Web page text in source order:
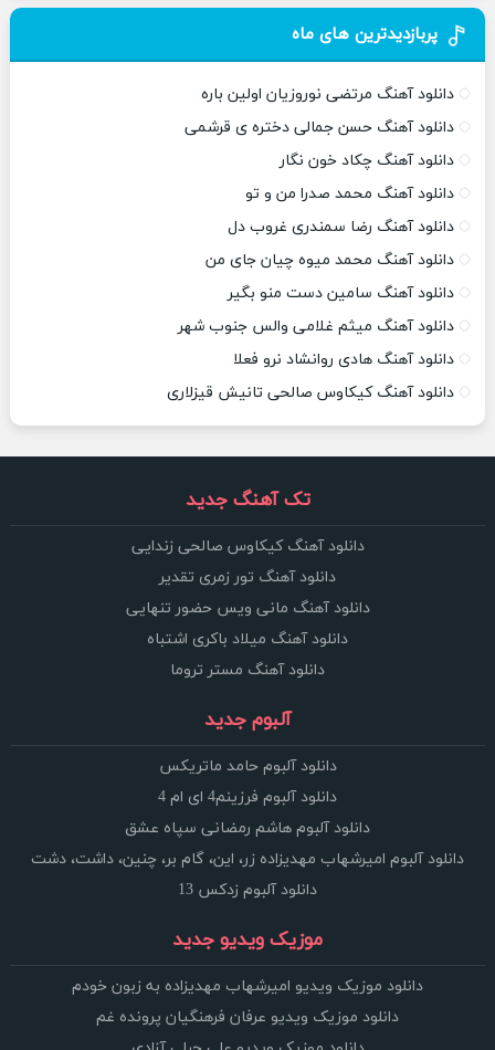
پربازدیدترین های ماه
دانلود آهنگ مرتضی نوروزیان اولین باره
دانلود آهنگ حسن جمالی دختره ی قرشمی
دانلود آهنگ چکاد خون نگار
دانلود آهنگ محمد صدرا من و تو
دانلود آهنگ رضا سمندری غروب دل
دانلود آهنگ محمد میوه چیان جای من
دانلود آهنگ سامین دست منو بگیر
دانلود آهنگ میثم غلامی والس جنوب شهر
دانلود آهنگ هادی روانشاد نرو فعلا
دانلود آهنگ کیکاوس صالحی تانیش قیزلاری
تک آهنگ جدید
دانلود آهنگ کیکاوس صالحی زندایی
دانلود آهنگ تور زمری تقدیر
دانلود آهنگ مانی ویس حضور تنهایی
دانلود آهنگ میلاد باکری اشتباه
دانلود آهنگ مستر تروما
آلبوم جدید
دانلود آلبوم حامد ماتریکس
دانلود آلبوم فرزینم4 ای ام 4
دانلود آلبوم هاشم رمضانی سپاه عشق
دانلود آلبوم امیرشهاب مهدیزاده زر، این، گام بر، چنین، داشت، دشت
دانلود آلبوم زدکس 13
موزیک ویدیو جدید
دانلود موزیک ویدیو امیرشهاب مهدیزاده به زبون خودم
دانلود موزیک ویدیو عرفان فرهنگیان پرونده غم